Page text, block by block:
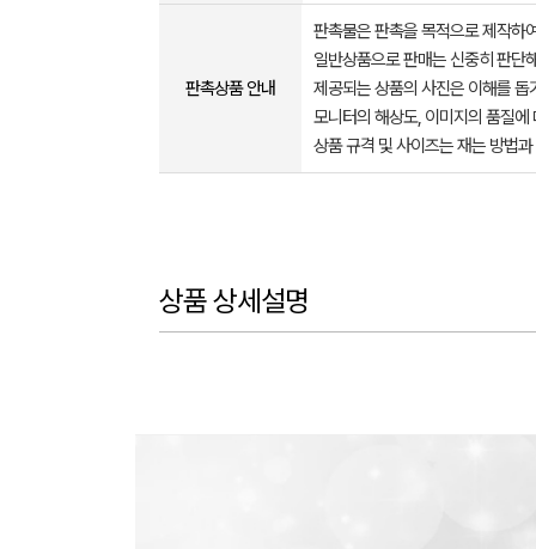
판촉상품 안내
판촉물은 판촉을 목적으로 제작하
일반상품으로 판매는 신중히 판단
제공되는 상품의 사진은 이해를
모니터의 해상도, 이미지의 품질
상품 규격 및 사이즈는 재는 방법
상품 상세설명